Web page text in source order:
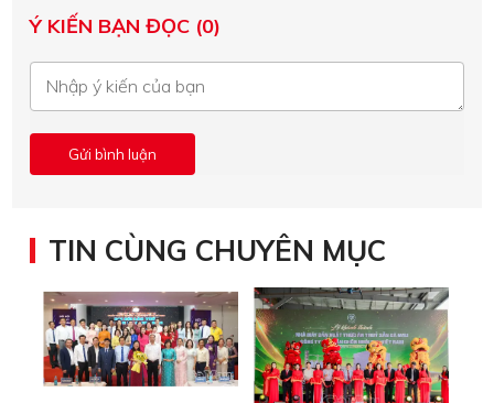
Ý KIẾN BẠN ĐỌC (0)
TIN CÙNG CHUYÊN MỤC